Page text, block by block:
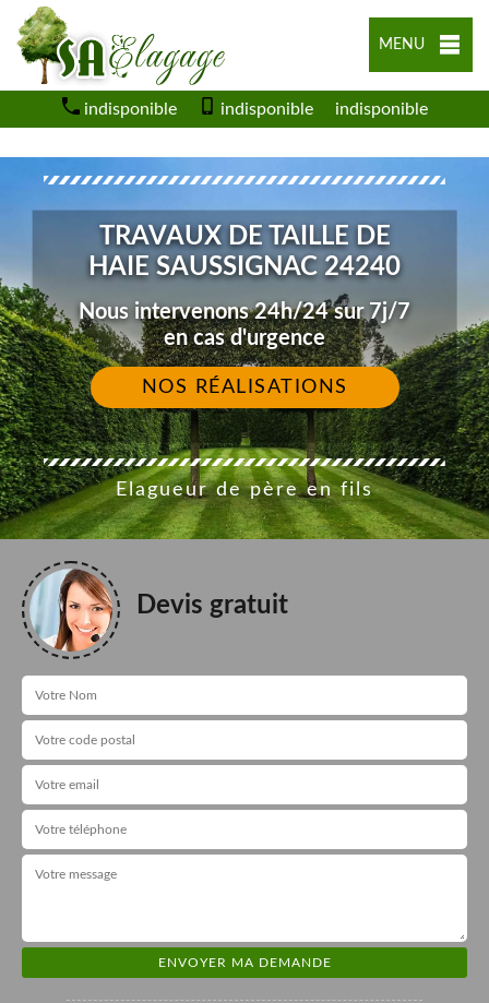
MENU
indisponible indisponible indisponible
TRAVAUX DE TAILLE DE
HAIE SAUSSIGNAC 24240
Nous intervenons 24h/24 sur 7j/7
en cas d'urgence
NOS RÉALISATIONS
Elagueur de père en fils
Devis gratuit